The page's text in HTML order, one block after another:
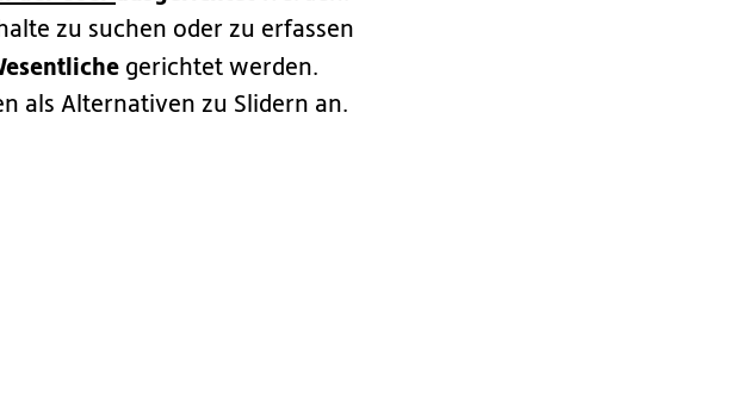
zu suchen oder zu erfassen
gerichtet werden.
als Alternativen zu Slidern an.